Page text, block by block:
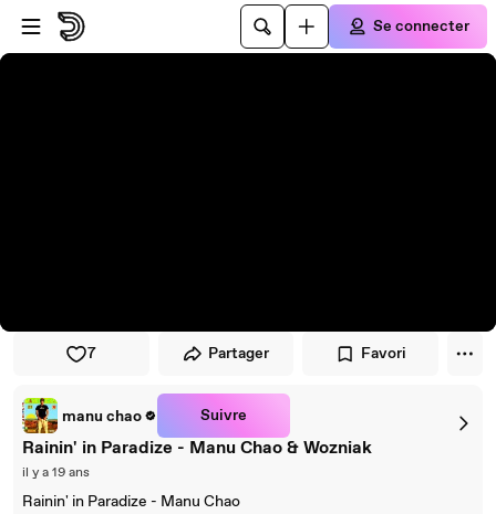
Passer au player
Passer au contenu principal
Se connecter
7 Partager Favori
manu chao Suivre
Rainin' in Paradize - Manu Chao & Wozniak
il y a 19 ans
Rainin' in Paradize - Manu Chao